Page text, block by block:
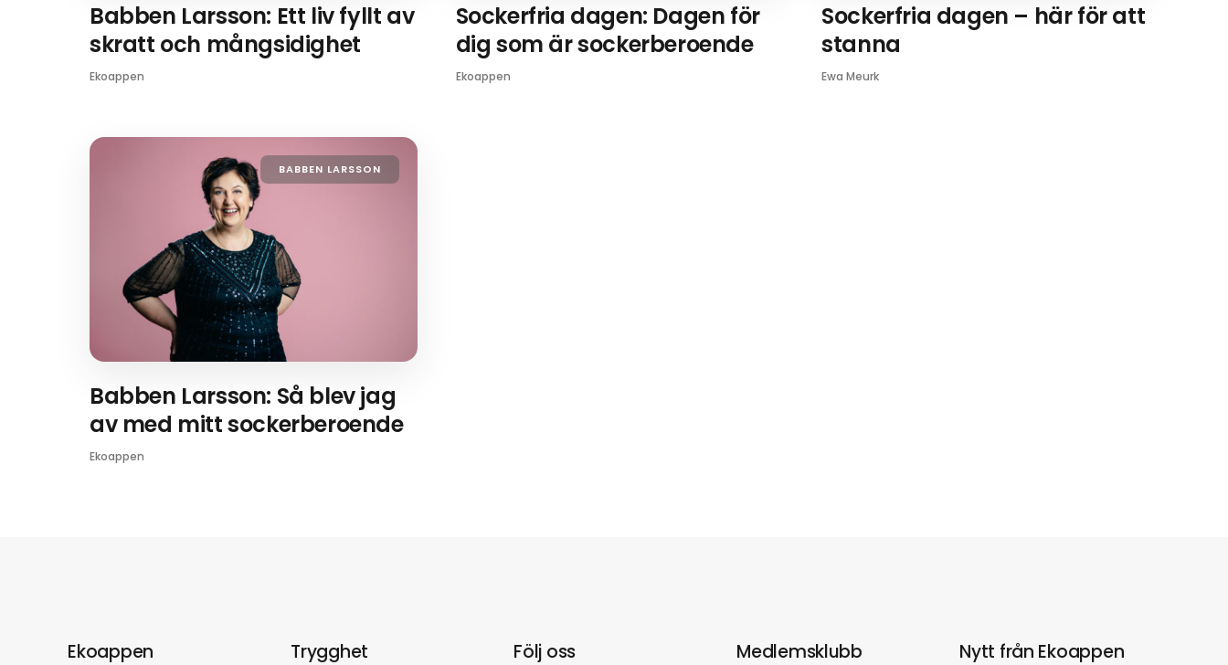
Babben Larsson: Ett liv fyllt av
skratt och mångsidighet
Ekoappen
Sockerfria dagen: Dagen för
dig som är sockerberoende
Ekoappen
Sockerfria dagen – här för att
stanna
Ewa Meurk
BABBEN LARSSON
Babben Larsson: Så blev jag
av med mitt sockerberoende
Ekoappen
Ekoappen Trygghet Följ oss Medlemsklubb Nytt från Ekoappen